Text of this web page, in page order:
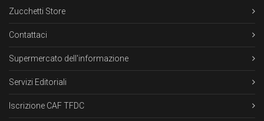
Zucchetti Store
Contattaci
Supermercato dell'informazione
Servizi Editoriali
Iscrizione CAF TFDC